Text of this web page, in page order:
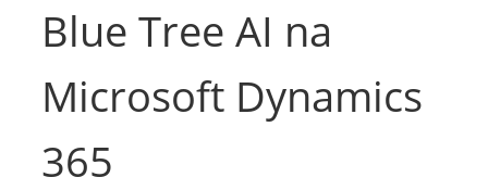
Blue Tree AI na
Microsoft Dynamics
365